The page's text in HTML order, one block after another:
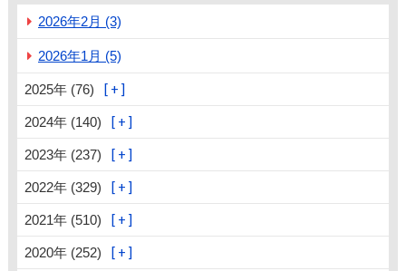
2026年2月 (3)
2026年1月 (5)
2025年 (76)
2024年 (140)
2023年 (237)
2022年 (329)
2021年 (510)
2020年 (252)